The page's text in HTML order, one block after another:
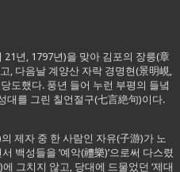
년, 1797년)을 맞아 김포의 장릉(章
, 다음날 계양산 자락 경명현(景明峴,
도했다. 풍년 들어 누런 부평의 들녘
대를 그린 칠언절구(七言絶句)이다.
제자 중 한 사람인 자유(子游)가 노
백성들을 ‘예악(禮樂)’으로써 다스렸
그치지 않고, 당대에 드물었던 ‘제대